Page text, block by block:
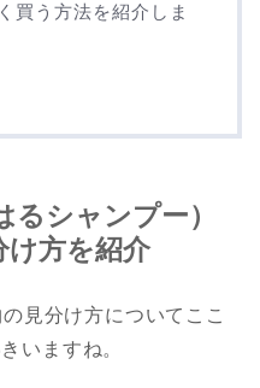
買う方法を紹介しま
シャンプー）
け方を紹介
見分け方についてここ
いますね。